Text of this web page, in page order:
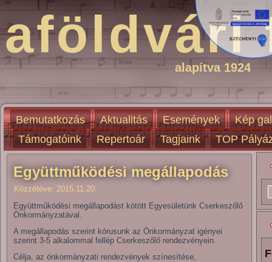
alapítva 1924
Bemutatkozás Aktualitás Események
Kép
Támogatóink
Repertoár Tagjaink TOP
Együttműködési megállapodás
Közzétéve: 2015.11.20.
Együttműködési megállapodást kötött Egyesületünk Cserkeszőlő
Önkormányzatával.
A megállapodás szerint kórusunk az Önkormányzat igényei
szerint 3-5 alkalommal fellép Cserkeszőlő rendezvényein.
Célja, az önkormányzati rendezvények színesítése,